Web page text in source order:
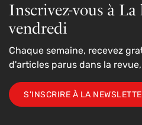
Inscrivez-vous à
vendredi
Chaque semaine, recevez
d'articles parus dans la
S'INSCRIRE À LA